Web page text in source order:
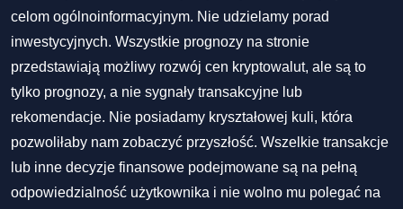
celom ogólnoinformacyjnym. Nie udzielamy porad
inwestycyjnych. Wszystkie prognozy na stronie
przedstawiają możliwy rozwój cen kryptowalut, ale są to
tylko prognozy, a nie sygnały transakcyjne lub
rekomendacje. Nie posiadamy kryształowej kuli, która
pozwoliłaby nam zobaczyć przyszłość. Wszelkie transakcje
lub inne decyzje finansowe podejmowane są na pełną
odpowiedzialność użytkownika i nie wolno mu polegać na